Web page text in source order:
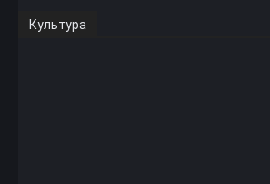
Культура